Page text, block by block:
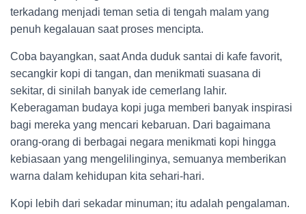
terkadang menjadi teman setia di tengah malam yang
penuh kegalauan saat proses mencipta.
Coba bayangkan, saat Anda duduk santai di kafe favorit,
secangkir kopi di tangan, dan menikmati suasana di
sekitar, di sinilah banyak ide cemerlang lahir.
Keberagaman budaya kopi juga memberi banyak inspirasi
bagi mereka yang mencari kebaruan. Dari bagaimana
orang-orang di berbagai negara menikmati kopi hingga
kebiasaan yang mengelilinginya, semuanya memberikan
warna dalam kehidupan kita sehari-hari.
Kopi lebih dari sekadar minuman; itu adalah pengalaman.